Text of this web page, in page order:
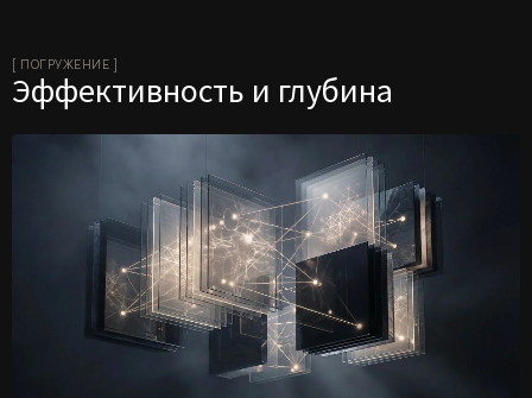
[ ПОГРУЖЕНИЕ ]
Эффективность и глубина